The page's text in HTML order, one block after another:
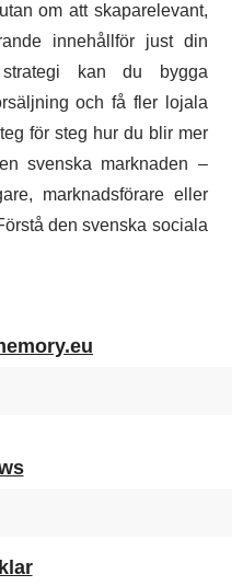
om att skaparelevant,
innehållför just din
kan du bygga
och få fler lojala
för steg hur du blir mer
svenska marknaden –
marknadsförare eller
den svenska sociala